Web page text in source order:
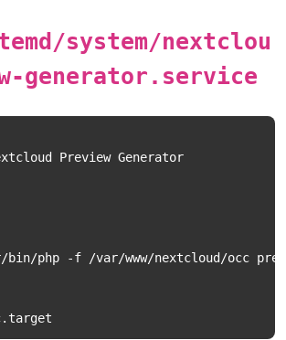
system/nextclou
generator.service
Preview Generator
bin/php -f /var/www/nextcloud/occ